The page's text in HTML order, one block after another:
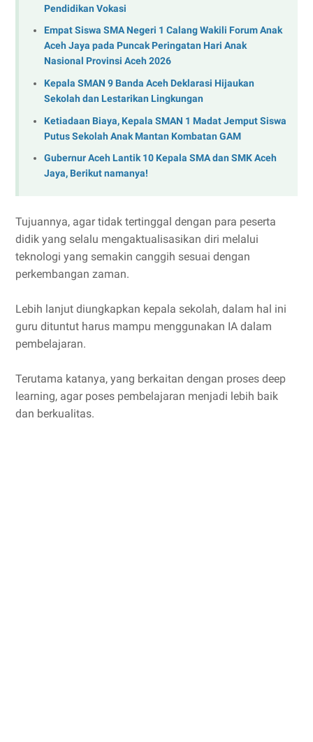
Pendidikan Vokasi
Empat Siswa SMA Negeri 1 Calang Wakili Forum Anak
Aceh Jaya pada Puncak Peringatan Hari Anak
Nasional Provinsi Aceh 2026
Kepala SMAN 9 Banda Aceh Deklarasi Hijaukan
Sekolah dan Lestarikan Lingkungan
Ketiadaan Biaya, Kepala SMAN 1 Madat Jemput Siswa
Putus Sekolah Anak Mantan Kombatan GAM
Gubernur Aceh Lantik 10 Kepala SMA dan SMK Aceh
Jaya, Berikut namanya!
Tujuannya, agar tidak tertinggal dengan para peserta
didik yang selalu mengaktualisasikan diri melalui
teknologi yang semakin canggih sesuai dengan
perkembangan zaman.
Lebih lanjut diungkapkan kepala sekolah, dalam hal ini
guru dituntut harus mampu menggunakan IA dalam
pembelajaran.
Terutama katanya, yang berkaitan dengan proses deep
learning, agar poses pembelajaran menjadi lebih baik
dan berkualitas.